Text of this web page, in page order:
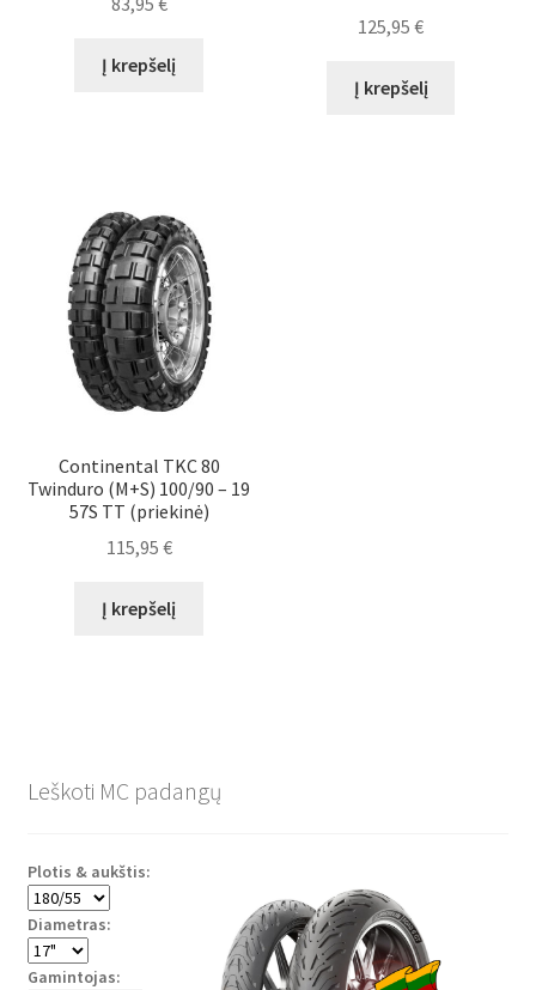
Į krepšelį
125,95€
Į krepšelį
Continental TKC 80
Twinduro (M+S) 100/90 – 19
57S TT (priekinė)
115,95 €
Į krepšelį
Leškoti MC padangų
Plotis & aukštis:
Diametras:
Gamintojas: